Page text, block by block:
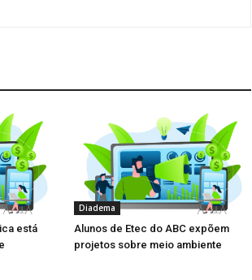
está
Diadema
Alunos de Etec do ABC expõem
projetos sobre meio ambiente